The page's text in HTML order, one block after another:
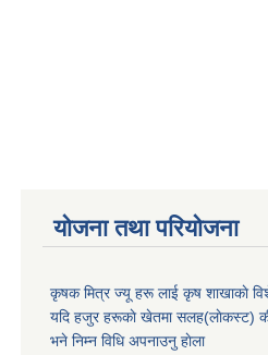
योजना तथा परियोजना
कृषक मित्र ज्यू हरू लाई कृष शाखाकाे
यदि हजुर हरूकाे खेतमा सलह(लाेकस्ट)
भने निम्न विधि अपनाउनु हाेला